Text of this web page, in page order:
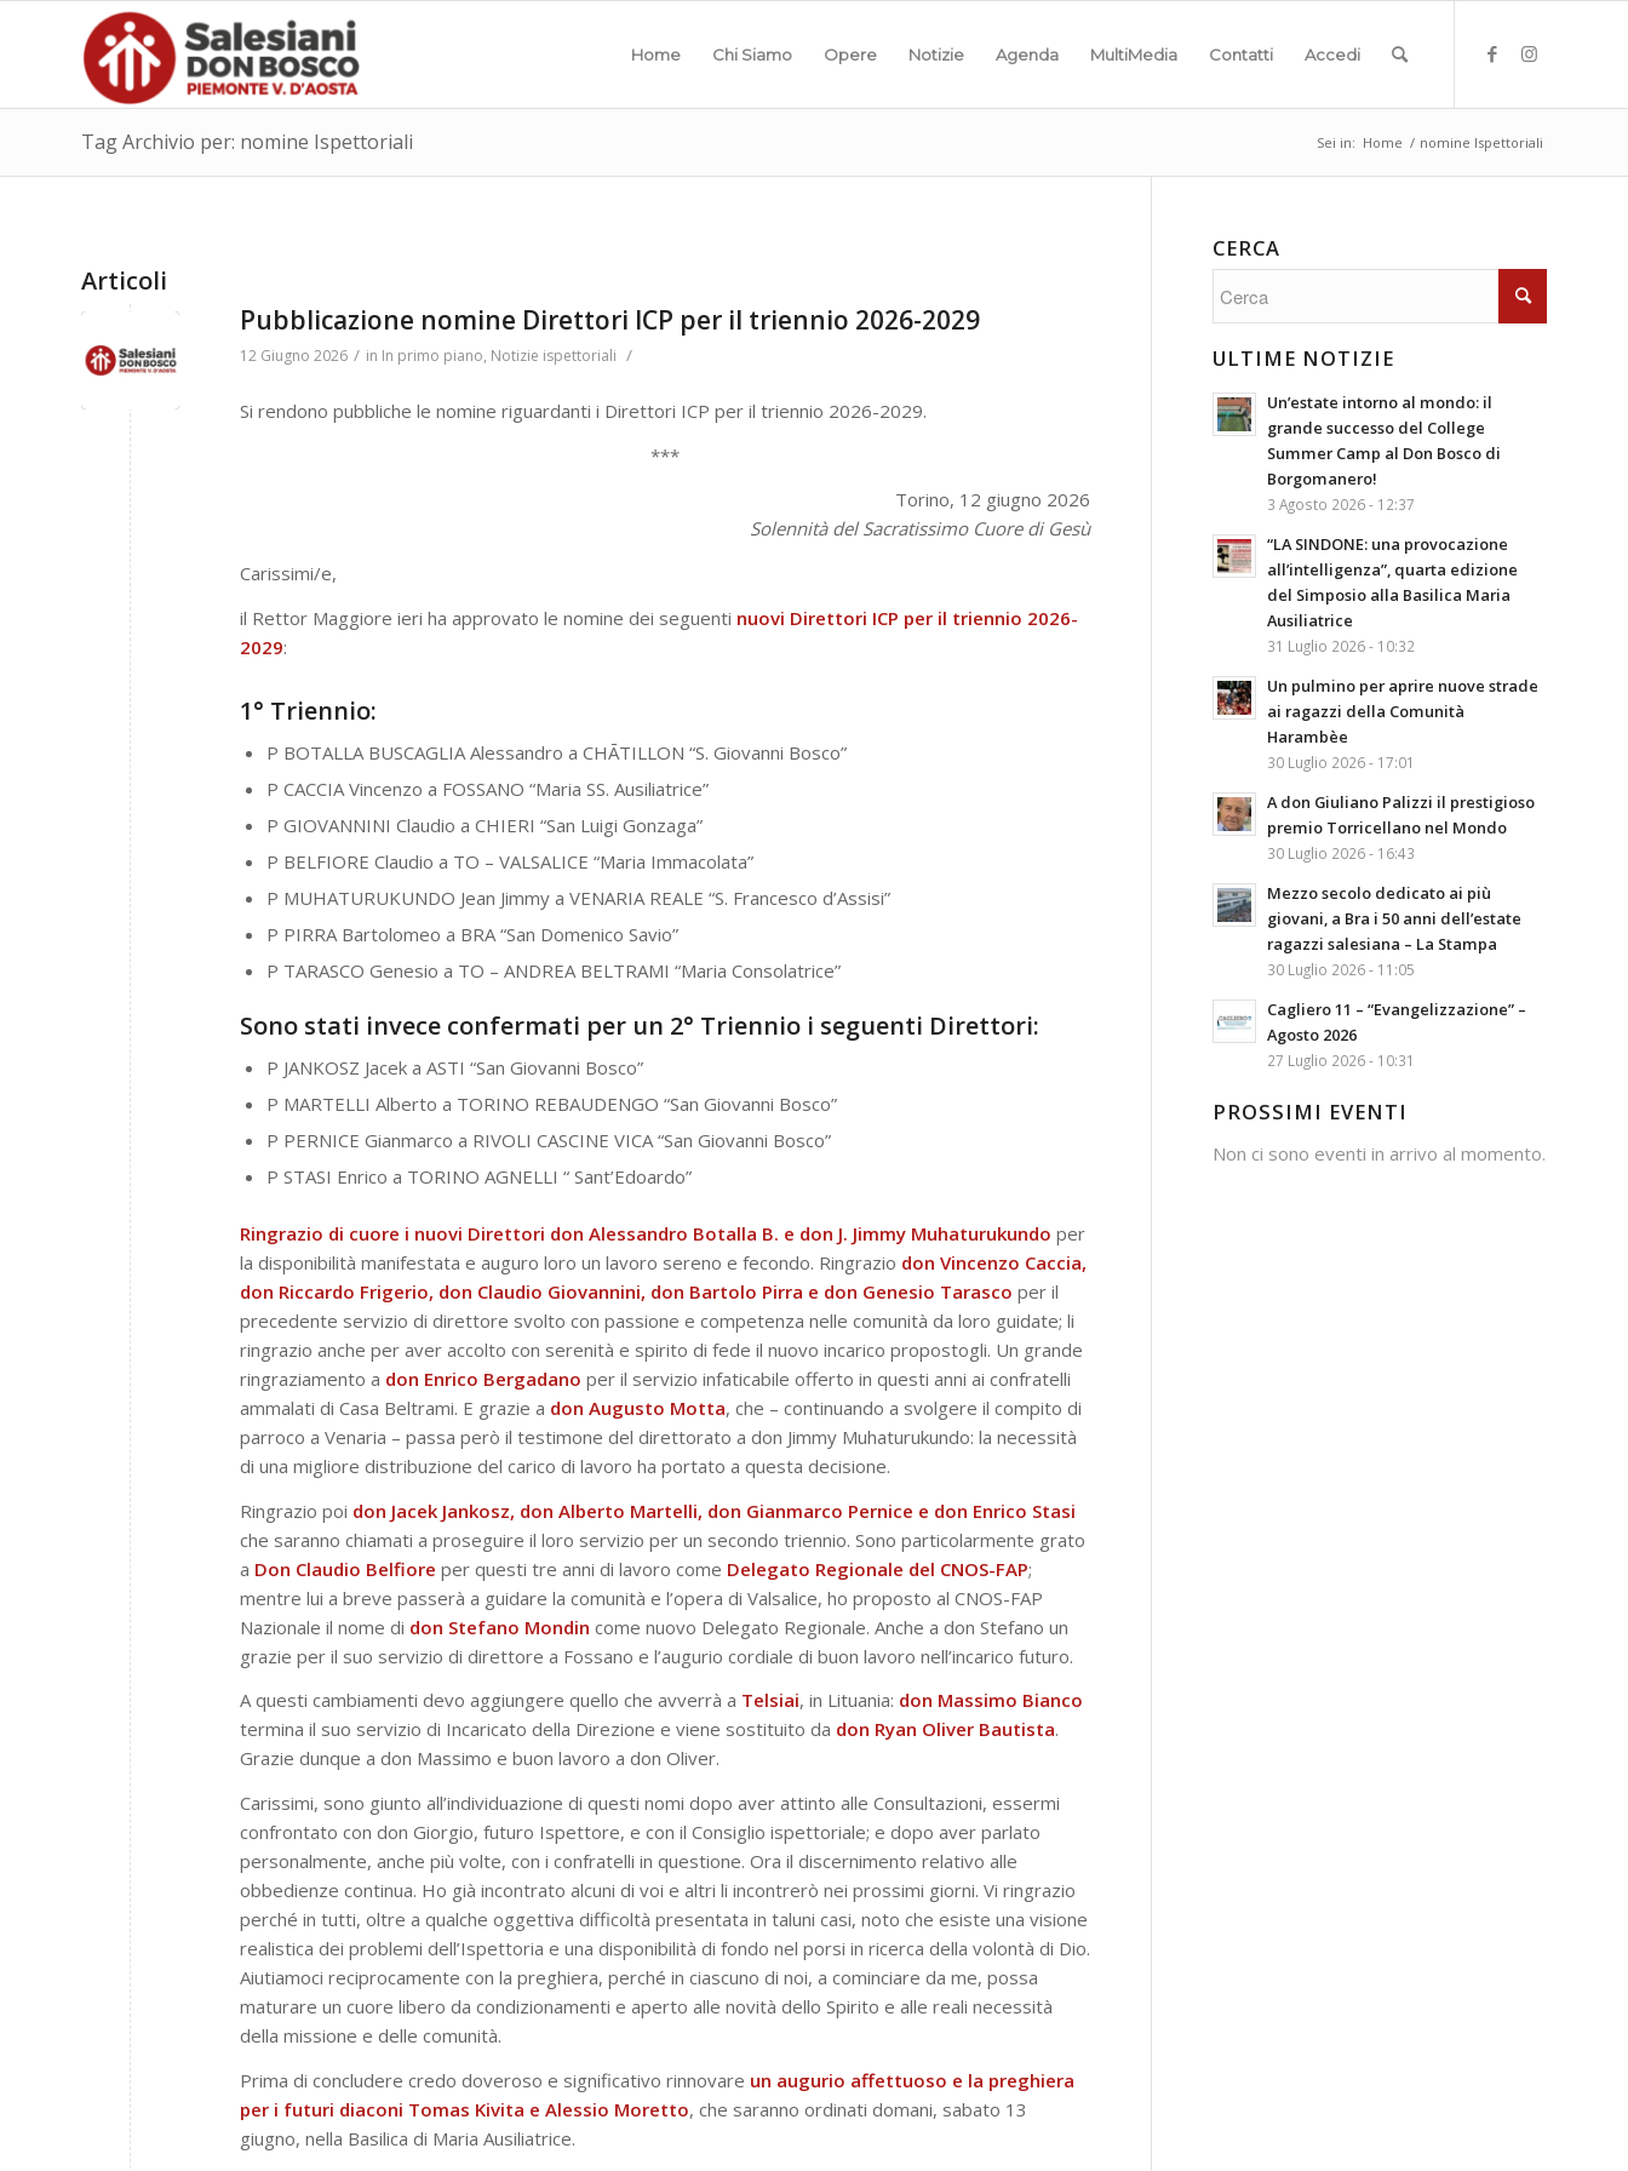
Home Chi Siamo Opere Notizie Agenda MultiMedia Contatti Accedi
Tag Archivio per: nomine Ispettoriali Sei in: Home / nomine Ispettoriali
Articoli
Pubblicazione nomine Direttori ICP per il triennio 2026-2029
12 Giugno 2026 / in In primo piano, Notizie ispettoriali /
Si rendono pubbliche le nomine riguardanti i Direttori ICP per il triennio 2026-2029.
***
Torino, 12 giugno 2026
Solennità del Sacratissimo Cuore di Gesù
Carissimi/e,
il Rettor Maggiore ieri ha approvato le nomine dei seguenti nuovi Direttori ICP per il triennio 2026-
2029:
1° Triennio:
P BOTALLA BUSCAGLIA Alessandro a CHĀTILLON “S. Giovanni Bosco”
P CACCIA Vincenzo a FOSSANO “Maria SS. Ausiliatrice”
P GIOVANNINI Claudio a CHIERI “San Luigi Gonzaga”
P BELFIORE Claudio a TO – VALSALICE “Maria Immacolata”
P MUHATURUKUNDO Jean Jimmy a VENARIA REALE “S. Francesco d’Assisi”
P PIRRA Bartolomeo a BRA “San Domenico Savio”
P TARASCO Genesio a TO – ANDREA BELTRAMI “Maria Consolatrice”
Sono stati invece confermati per un 2° Triennio i seguenti Direttori:
P JANKOSZ Jacek a ASTI “San Giovanni Bosco”
P MARTELLI Alberto a TORINO REBAUDENGO “San Giovanni Bosco”
P PERNICE Gianmarco a RIVOLI CASCINE VICA “San Giovanni Bosco”
P STASI Enrico a TORINO AGNELLI “ Sant’Edoardo”
Ringrazio di cuore i nuovi Direttori don Alessandro Botalla B. e don J. Jimmy Muhaturukundo per
la disponibilità manifestata e auguro loro un lavoro sereno e fecondo. Ringrazio don Vincenzo Caccia,
don Riccardo Frigerio, don Claudio Giovannini, don Bartolo Pirra e don Genesio Tarasco per il
precedente servizio di direttore svolto con passione e competenza nelle comunità da loro guidate; li
ringrazio anche per aver accolto con serenità e spirito di fede il nuovo incarico propostogli. Un grande
ringraziamento a don Enrico Bergadano per il servizio infaticabile offerto in questi anni ai confratelli
ammalati di Casa Beltrami. E grazie a don Augusto Motta, che – continuando a svolgere il compito di
parroco a Venaria – passa però il testimone del direttorato a don Jimmy Muhaturukundo: la necessità
di una migliore distribuzione del carico di lavoro ha portato a questa decisione.
Ringrazio poi don Jacek Jankosz, don Alberto Martelli, don Gianmarco Pernice e don Enrico Stasi
che saranno chiamati a proseguire il loro servizio per un secondo triennio. Sono particolarmente grato
a Don Claudio Belfiore per questi tre anni di lavoro come Delegato Regionale del CNOS-FAP;
mentre lui a breve passerà a guidare la comunità e l’opera di Valsalice, ho proposto al CNOS-FAP
Nazionale il nome di don Stefano Mondin come nuovo Delegato Regionale. Anche a don Stefano un
grazie per il suo servizio di direttore a Fossano e l’augurio cordiale di buon lavoro nell’incarico futuro.
A questi cambiamenti devo aggiungere quello che avverrà a Telsiai, in Lituania: don Massimo Bianco
termina il suo servizio di Incaricato della Direzione e viene sostituito da don Ryan Oliver Bautista.
Grazie dunque a don Massimo e buon lavoro a don Oliver.
Carissimi, sono giunto all’individuazione di questi nomi dopo aver attinto alle Consultazioni, essermi
confrontato con don Giorgio, futuro Ispettore, e con il Consiglio ispettoriale; e dopo aver parlato
personalmente, anche più volte, con i confratelli in questione. Ora il discernimento relativo alle
obbedienze continua. Ho già incontrato alcuni di voi e altri li incontrerò nei prossimi giorni. Vi ringrazio
perché in tutti, oltre a qualche oggettiva difficoltà presentata in taluni casi, noto che esiste una visione
realistica dei problemi dell’Ispettoria e una disponibilità di fondo nel porsi in ricerca della volontà di Dio.
Aiutiamoci reciprocamente con la preghiera, perché in ciascuno di noi, a cominciare da me, possa
maturare un cuore libero da condizionamenti e aperto alle novità dello Spirito e alle reali necessità
della missione e delle comunità.
Prima di concludere credo doveroso e significativo rinnovare un augurio affettuoso e la preghiera
per i futuri diaconi Tomas Kivita e Alessio Moretto, che saranno ordinati domani, sabato 13
giugno, nella Basilica di Maria Ausiliatrice.
CERCA
ULTIME NOTIZIE
Un’estate intorno al mondo: il
grande successo del College
Summer Camp al Don Bosco di
Borgomanero!
3 Agosto 2026 - 12:37
“LA SINDONE: una provocazione
all’intelligenza”, quarta edizione
del Simposio alla Basilica Maria
Ausiliatrice
31 Luglio 2026 - 10:32
Un pulmino per aprire nuove strade
ai ragazzi della Comunità
Harambèe
30 Luglio 2026 - 17:01
A don Giuliano Palizzi il prestigioso
premio Torricellano nel Mondo
30 Luglio 2026 - 16:43
Mezzo secolo dedicato ai più
giovani, a Bra i 50 anni dell’estate
ragazzi salesiana – La Stampa
30 Luglio 2026 - 11:05
Cagliero 11 – “Evangelizzazione” –
Agosto 2026
27 Luglio 2026 - 10:31
PROSSIMI EVENTI
Non ci sono eventi in arrivo al momento.